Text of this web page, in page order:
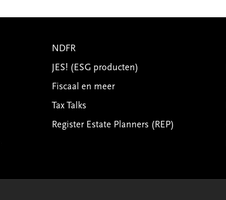
NDFR
JES! (ESG producten)
Fiscaal en meer
Tax Talks
Register Estate Planners (REP)